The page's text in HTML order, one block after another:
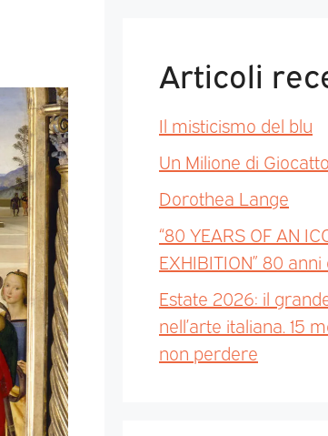
Articoli
Il misticismo del blu
Un Milione di
Dorothea Lange
“80 YEARS OF AN
EXHIBITION” 80
Estate 2026: il
nell’arte italiana. 15
non perdere